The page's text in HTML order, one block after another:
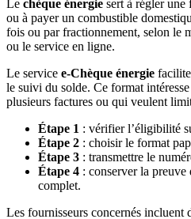
Le chèque énergie sert à régler une
ou à payer un combustible
fois ou par fractionnement, selon le
ou le service en ligne.
Le service e-Chèque énergie
le suivi du solde. Ce format
plusieurs factures ou qui veulent
Étape 1 : vérifier l’éligibilité
Étape 2 : choisir le format
Étape 3 : transmettre le
Étape 4 : conserver la preuve
complet.
Les fournisseurs concernés incluent